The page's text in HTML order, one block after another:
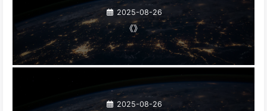
2025-08-26
《》
2025-08-26